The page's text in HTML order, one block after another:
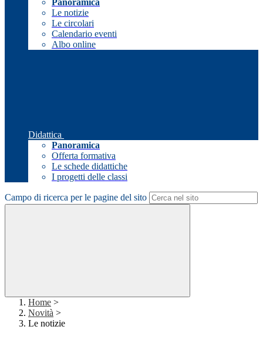
Panoramica
Le notizie
Le circolari
Calendario eventi
Albo online
Didattica
Panoramica
Offerta formativa
Le schede didattiche
I progetti delle classi
Campo di ricerca per le pagine del sito
Home >
Novità >
Le notizie